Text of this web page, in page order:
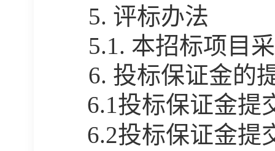
5. 评标办法
5.1. 本招标项目
6. 投标保证金的
6.1投标保证金提
6.2投标保证金提